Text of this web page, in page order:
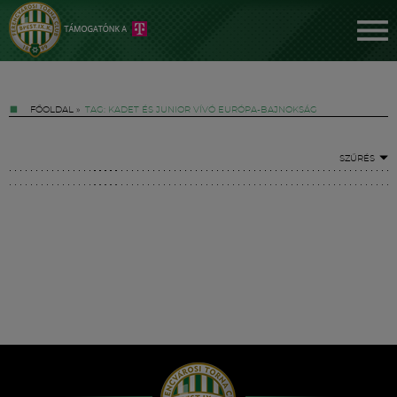
FŐOLDAL » TAG: KADET ÉS JUNIOR VÍVÓ EURÓPA-BAJNOKSÁG
SZŰRÉS
Hírek